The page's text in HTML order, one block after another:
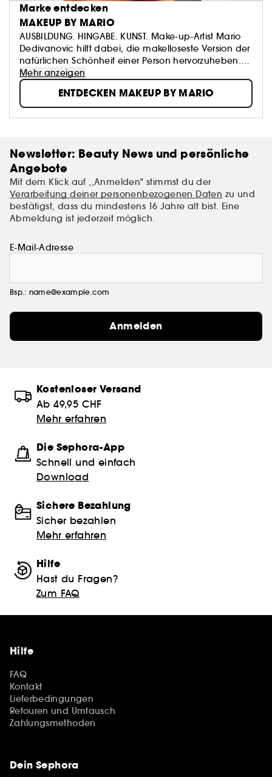
Marke entdecken
MAKEUP BY MARIO
AUSBILDUNG. HINGABE. KUNST. Make-up-Artist Mario
Dedivanovic hilft dabei, die makelloseste Version der
natürlichen Schönheit einer Person hervorzuheben.
Von der Ausbildung über Social Media bis hin zu
Innovation hat Mario eine weltweite Fangemeinde
aufgebaut, indem er einige der bekanntesten Make-
up-Techniken des letzten Jahrzehnts gelehrt und
populär gemacht hat.
Mehr anzeigen
ENTDECKEN MAKEUP BY MARIO
Newsletter: Beauty News und persönliche
Angebote
Mit dem Klick auf ,,Anmelden" stimmst du der
Verarbeitung deiner personenbezogenen Daten zu und
bestätigst, dass du mindestens 16 Jahre alt bist. Eine
Abmeldung ist jederzeit möglich.
E-Mail-Adresse
Bsp.: name@example.com
Anmelden
Kostenloser Versand
Ab 49,95 CHF
Mehr erfahren
Die Sephora-App
Schnell und einfach
Download
Sichere Bezahlung
Sicher bezahlen
Mehr erfahren
Hilfe
Hast du Fragen?
Zum FAQ
Hilfe
FAQ
Kontakt
Lieferbedingungen
Retouren und Umtausch
Zahlungsmethoden
Dein Sephora